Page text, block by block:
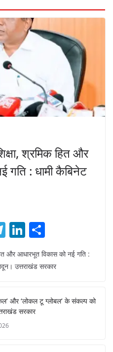
श्रमिक हित और
गति : धामी कैबिनेट
T
el
e
a
m
Li
k
dI
n
h
ar
और आधारभूत विकास को नई गति :
उत्तराखंड सरकार
और ‘लोकल टू ग्लोबल’ के संकल्प को
सरकार